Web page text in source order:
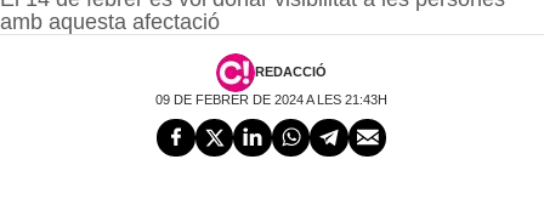
amb aquesta afectació
REDACCIÓ
09 DE FEBRER DE 2024 A LES 21:43H